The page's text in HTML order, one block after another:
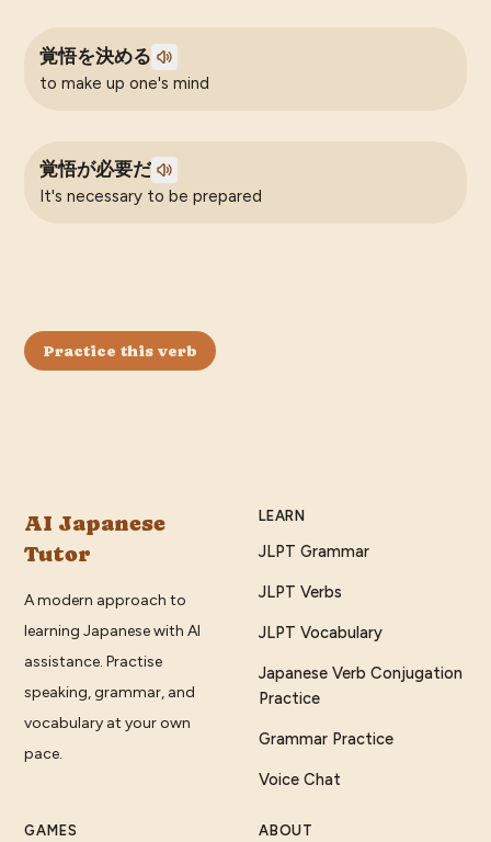
覚悟を決める
to make up one's mind
覚悟が必要だ
It's necessary to be prepared
Practice this verb
AI Japanese
Tutor
A modern approach to
learning Japanese with AI
assistance. Practise
speaking, grammar, and
vocabulary at your own
pace.
LEARN
JLPT Grammar
JLPT Verbs
JLPT Vocabulary
Japanese Verb Conjugation
Practice
Grammar Practice
Voice Chat
GAMES ABOUT